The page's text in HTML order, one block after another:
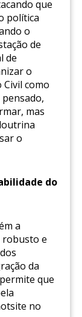
que
política
o
de
de
o
como
mas
o
do
a
robusto e
da
que
no